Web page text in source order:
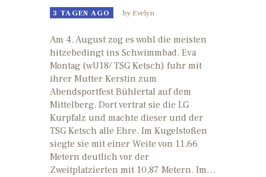
3 TAGEN AGO by Evelyn
Am 4. August zog es wohl die meisten
hitzebedingt ins Schwimmbad. Eva
Montag (wU18/ TSG Ketsch) fuhr mit
ihrer Mutter Kerstin zum
Abendsportfest Bühlertal auf dem
Mittelberg. Dort vertrat sie die LG
Kurpfalz und machte dieser und der
TSG Ketsch alle Ehre. Im Kugelstoßen
siegte sie mit einer Weite von 11,66
Metern deutlich vor der
Zweitplatzierten mit 10,87 Metern. Im…